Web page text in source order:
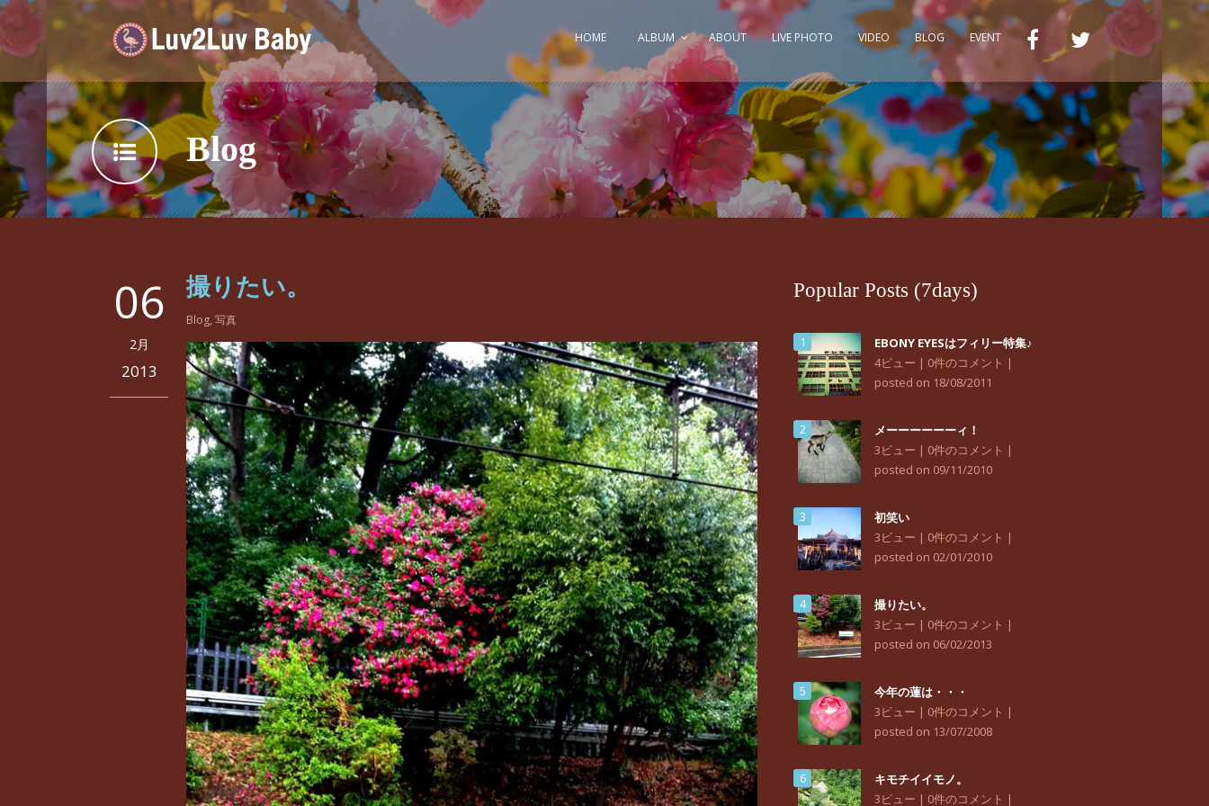
HOME ALBUM ABOUT LIVE PHOTO VIDEO BLOG EVENT
Blog
06
2月
2013
撮りたい。
Blog, 写真
Popular Posts (7days)
EBONY EYESはフィリー特集♪
4ビュー | 0件のコメント |
posted on 18/08/2011
メーーーーーーィ！
3ビュー | 0件のコメント |
posted on 09/11/2010
初笑い
3ビュー | 0件のコメント |
posted on 02/01/2010
撮りたい。
3ビュー | 0件のコメント |
posted on 06/02/2013
今年の蓮は・・・
3ビュー | 0件のコメント |
posted on 13/07/2008
キモチイイモノ。
3ビュー | 0件のコメント |